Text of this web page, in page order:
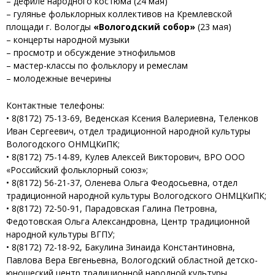
– гулянье фольклорных коллективов на Кремлевской
площади г. Вологды «Вологодский собор» (23 мая)
– концерты народной музыки
– просмотр и обсуждение этнофильмов
– мастер-классы по фольклору и ремеслам
– молодежные вечерины
Контактные телефоны:
• 8(8172) 75-13-69, Веденская Ксения Валериевна, Теленков
Иван Сергеевич, отдел традиционной народной культуры
Вологодского ОНМЦКиПК;
• 8(8172) 75-14-89, Кулев Алексей Викторович, ВРО ООО
«Российский фольклорный союз»;
• 8(8172) 56-21-37, Оленева Ольга Феодосьевна, отдел
традиционной народной культуры Вологодского ОНМЦКиПК;
• 8(8172) 72-50-91, Парадовская Галина Петровна,
Федотовская Ольга Александровна, Центр традиционной
народной культуры ВГПУ;
• 8(8172) 72-18-92, Бакулина Зинаида Константиновна,
Павлова Вера Евгеньевна, Вологодский областной детско-
юношеский центр традиционной народной культуры.